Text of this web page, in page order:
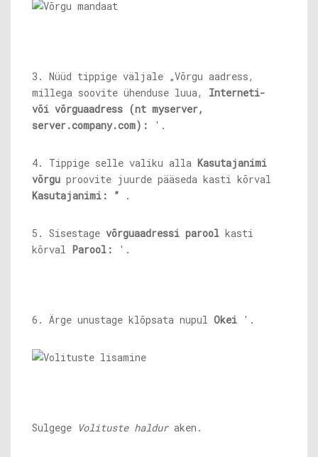
3. Nüüd tippige väljale „Võrgu aadress,
millega soovite ühenduse luua, Interneti-
või võrguaadress (nt myserver,
server.company.com): '.
4. Tippige selle valiku alla Kasutajanimi
võrgu proovite juurde pääseda kasti kõrval
Kasutajanimi: ” .
5. Sisestage võrguaadressi parool kasti
kõrval Parool: '.
6. Ärge unustage klõpsata nupul Okei '.
Sulgege Volituste halduraken.